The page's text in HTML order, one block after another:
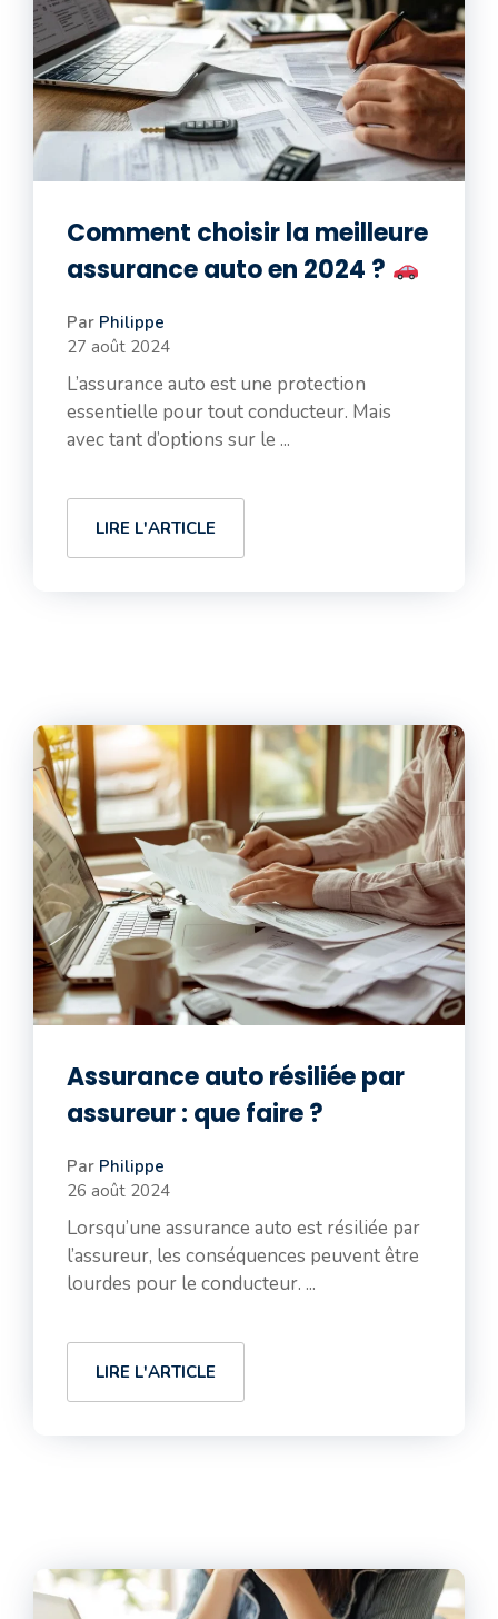
Comment choisir la meilleure
assurance auto en 2024 ?
Par Philippe
27 août 2024
L’assurance auto est une protection
essentielle pour tout conducteur. Mais
avec tant d’options sur le ...
LIRE L'ARTICLE
Assurance auto résiliée par
assureur : que faire ?
Par Philippe
26 août 2024
Lorsqu’une assurance auto est résiliée par
l’assureur, les conséquences peuvent être
lourdes pour le conducteur. ...
LIRE L'ARTICLE